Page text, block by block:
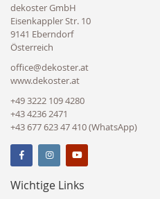
dekoster GmbH
Eisenkappler Str. 10
9141 Eberndorf
Österreich
office@dekoster.at
www.dekoster.at
+49 3222 109 4280
+43 4236 2471
+43 677 623 47 410 (WhatsApp)
Wichtige Links